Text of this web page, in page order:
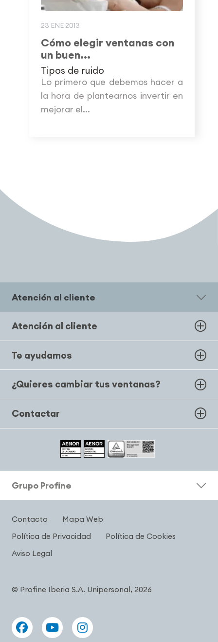
23 ENE 2013
Cómo elegir ventanas con
un buen...
Tipos de ruido
Lo primero que debemos hacer a
la hora de plantearnos invertir en
mejorar el...
Atención al cliente
Atención al cliente
Te ayudamos
¿Quieres cambiar tus ventanas?
Contactar
Grupo Profine
Contacto
Mapa Web
Política de Privacidad
Política de Cookies
Aviso Legal
© Profine Iberia S.A. Unipersonal, 2026